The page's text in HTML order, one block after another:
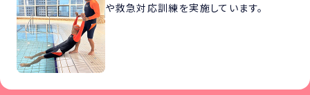
や救急対応訓練を実施しています。